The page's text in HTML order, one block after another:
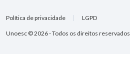
Unoesc © 2026 - Todos os direitos reservados
Política de privacidade LGPD